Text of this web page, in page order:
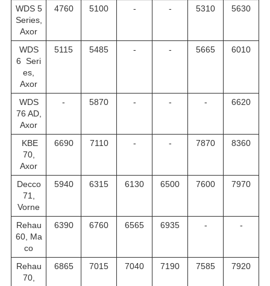
WDS 5
Series,
Axor
4760 5100 - - 5310 5630
WDS
6 Seri
es,
Axor
5115 5485 - - 5665 6010
WDS
76 AD,
Axor
- 5870 - - - 6620
KBE
70,
Axor
6690 7110 - - 7870 8360
Decco
71,
Vorne
5940 6315 6130 6500 7600 7970
Rehau
60, Ma
co
6390 6760 6565 6935 - -
Rehau
70,
6865 7015 7040 7190 7585 7920